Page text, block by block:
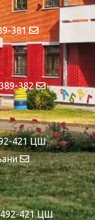
381
382
421 ЦШ
421 ЦШ